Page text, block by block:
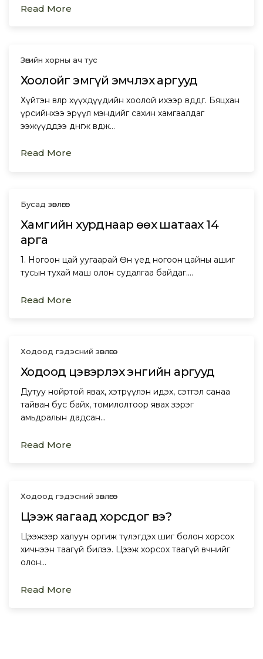
Read More
Зөгийн хорны ач тус
Хоолойг эмгүй эмчлэх аргууд
Хүйтэн өвлөөр хүүхдүүдийн хоолой ихээр өвддөг. Бяцхан
үрсийнхээ эрүүл мэндийг сахин хамгаалдаг
ээжүүддээ дөнгөж өвдөж…
Read More
Бусад зөвлөгөө
Хамгийн хурднаар өөх шатаах 14
арга
1. Ногоон цай уугаарай Өнөө үед ногоон цайны ашиг
тусын тухай маш олон судалгаа байдаг.…
Read More
Ходоод гэдэсний зөвлөгөө
Ходоод цэвэрлэх энгийн аргууд
Дутуу нойртой явах, хэтрүүлэн идэх, сэтгэл санаа
тайван бус байх, томилолтоор явах зэрэг
амьдралын дадсан…
Read More
Ходоод гэдэсний зөвлөгөө
Цээж яагаад хорсдог вэ?
Цээжээр халуун оргиж түлэгдэх шиг болон хорсох
хичнээн таагүй билээ. Цээж хорсох таагүй өвчнийг
олон…
Read More